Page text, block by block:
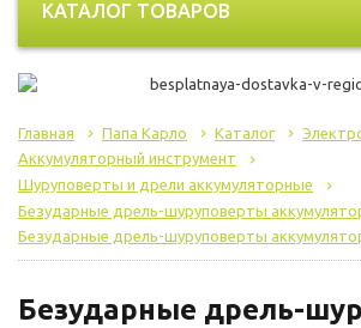
КАТАЛОГ ТОВАРОВ
Главная Папа Карло Каталог
Аккумуляторный инструмент
Шуруповерты и дрели аккумуляторные
Безударные дрель-шуруповерты
Безударные дрель-шуруповерты
Безударные дрель-